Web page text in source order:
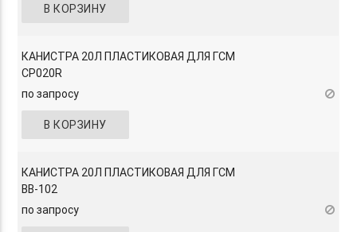
В КОРЗИНУ
КАНИСТРА 20Л ПЛАСТИКОВАЯ ДЛЯ ГСМ
CP020R
по запросу
В КОРЗИНУ
КАНИСТРА 20Л ПЛАСТИКОВАЯ ДЛЯ ГСМ
BB-102
по запросу